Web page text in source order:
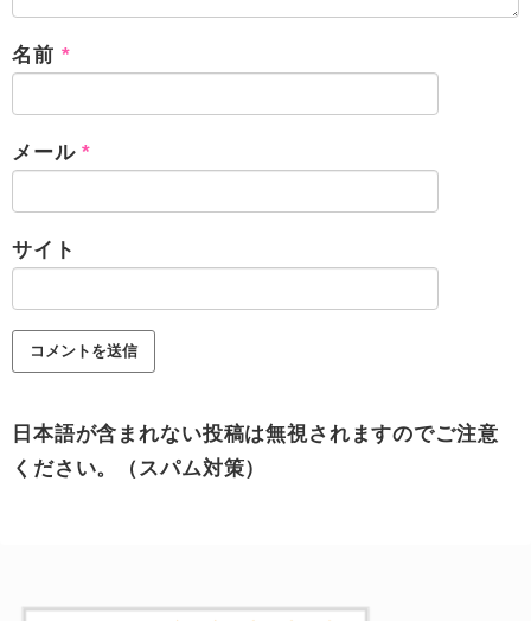
名前 *
メール*
サイト
日本語が含まれない投稿は無視されますのでご注意
ください。（スパム対策）